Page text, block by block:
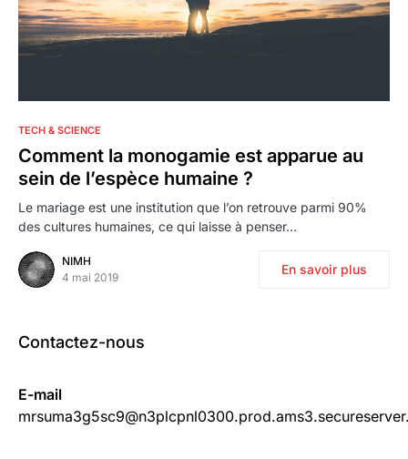
TECH & SCIENCE
Comment la monogamie est apparue au
sein de l’espèce humaine ?
Le mariage est une institution que l’on retrouve parmi 90%
des cultures humaines, ce qui laisse à penser…
NIMH
4 mai 2019
En savoir plus
Contactez-nous
E-mail